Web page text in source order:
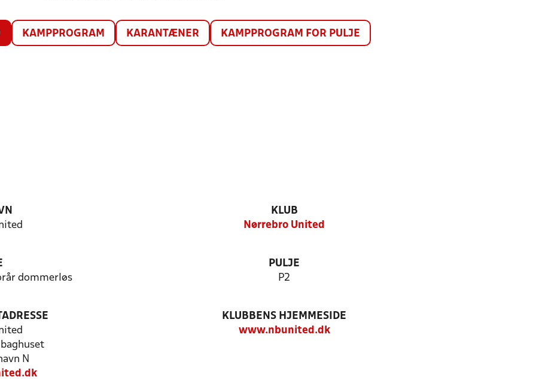
KAMPPROGRAM KARANTÆNER KAMPPROGRAM FOR PULJE
KLUB
Nørrebro United
dommerløs
PULJE
P2
N
KLUBBENS HJEMMESIDE
www.nbunited.dk